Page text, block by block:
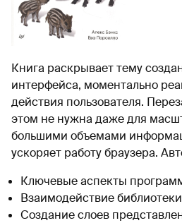
Книга раскрывает тему
интерфейса, моментально
действия пользователя.
этом не нужна даже для
большими объемами
ускоряет работу браузера.
Ключевые аспекты
Взаимодействие
Создание слоев